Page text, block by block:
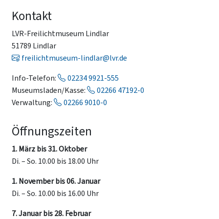
Kontakt
LVR-Freilichtmuseum Lindlar
51789 Lindlar
freilichtmuseum-lindlar@lvr.de
Info-Telefon:
02234 9921-555
Museumsladen/Kasse:
02266 47192-0
Verwaltung:
02266 9010-0
Öffnungszeiten
1. März bis 31. Oktober
Di. – So. 10.00 bis 18.00 Uhr
1. November bis 06. Januar
Di. – So. 10.00 bis 16.00 Uhr
7. Januar bis 28. Februar